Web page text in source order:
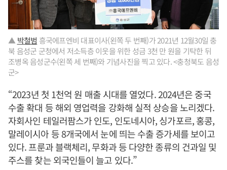
▲ 박철범 흥국에프엔비 대표이사(왼쪽 두 번째)가 2021년 12월30일 충
북 음성군 군청에서 저소득층 이웃을 위한 성금 3천 만 원을 기탁한 뒤
조병옥 음성군수(왼쪽 세 번째)와 기념사진을 찍고 있다. <충청북도 음성
군>
“2023년 첫 1천억 원 매출 시대를 열었다. 2024년은 중국
수출 확대 등 해외 영업력을 강화해 실적 상승을 노리겠다.
자회사인 테일러팜스가 인도, 인도네시아, 싱가포르, 홍콩,
말레이시아 등 8개국에서 눈에 띄는 수출 증가세를 보이고
있다. 프룬과 블랙체리, 무화과 등 다양한 종류의 건과일 및
주스를 찾는 외국인들이 늘고 있다.”